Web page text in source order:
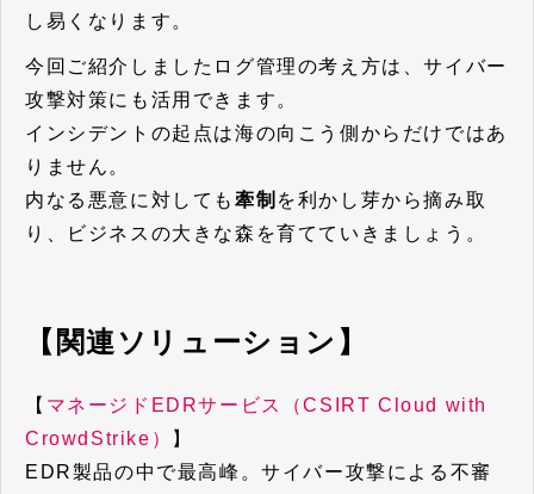
し易くなります。
今回ご紹介しましたログ管理の考え方は、サイバー
攻撃対策にも活用できます。
インシデントの起点は海の向こう側からだけではあ
りません。
内なる悪意に対しても 牽制 を利かし芽から摘み取
り、ビジネスの大きな森を育てていきましょう。
【関連ソリューション】
【 マネージドEDRサービス（CSIRT Cloud with
CrowdStrike）
】
EDR製品の中で最高峰。サイバー攻撃による不審